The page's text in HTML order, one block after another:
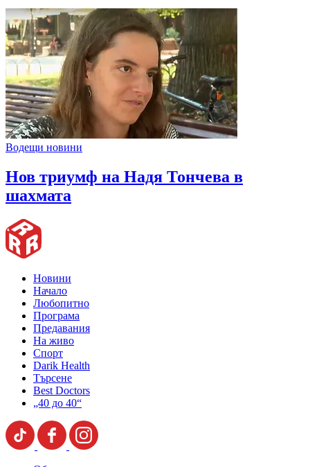
Водещи новини
Нов триумф на Надя Тончева в
шахмата
Новини
Начало
Любопитно
Програма
Предавания
На живо
Спорт
Darik Health
Търсене
Best Doctors
„40 до 40“